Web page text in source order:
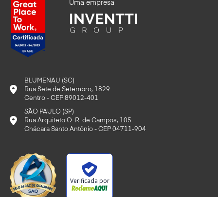
Uma empresa
BLUMENAU (SC)
Rua Sete de Setembro, 1829
Centro - CEP 89012-401
SÃO PAULO (SP)
Rua Arquiteto O. R. de Campos, 105
Chácara Santo Antônio - CEP 04711-904
Verificada por